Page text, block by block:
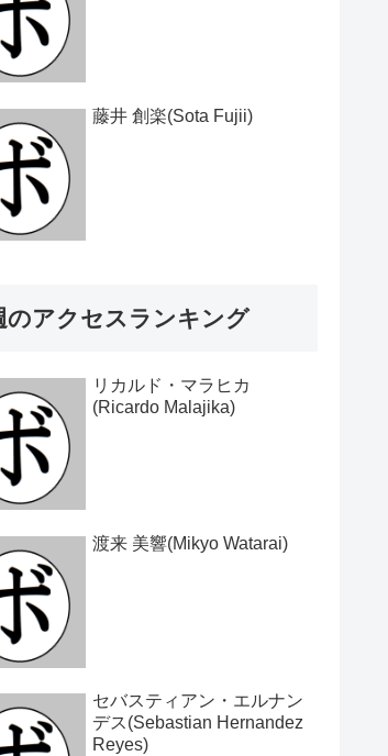
藤井 創楽(Sota Fujii)
のアクセスランキング
リカルド・マラヒカ
(Ricardo Malajika)
渡来 美響(Mikyo Watarai)
セバスティアン・エルナン
デス(Sebastian Hernandez
Reyes)